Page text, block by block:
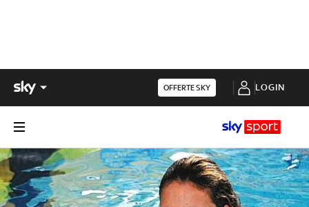
OFFERTE SKY LOGIN